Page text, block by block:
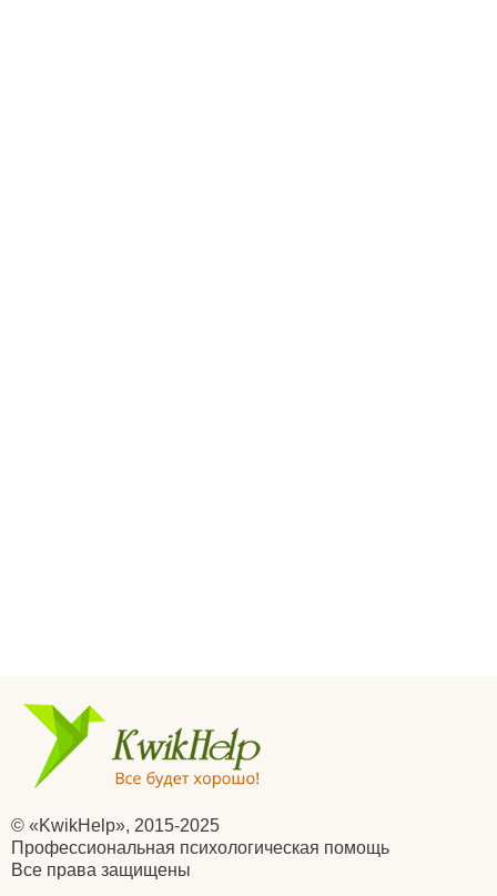
© «KwikHelp», 2015-2025
Профессиональная психологическая помощь
Все права защищены